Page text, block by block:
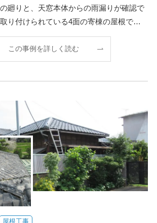
廻りと、天窓本体からの雨漏りが確認で
り付けられている4面の寄棟の屋根です
の葺き替えと天窓を撤去するご提
この事例を詳しく読む
屋根工事